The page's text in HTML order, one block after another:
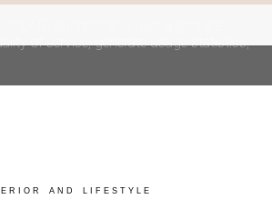
AND LIFESTYLE
IP address and user-agent are
of service, generate usage statistics,